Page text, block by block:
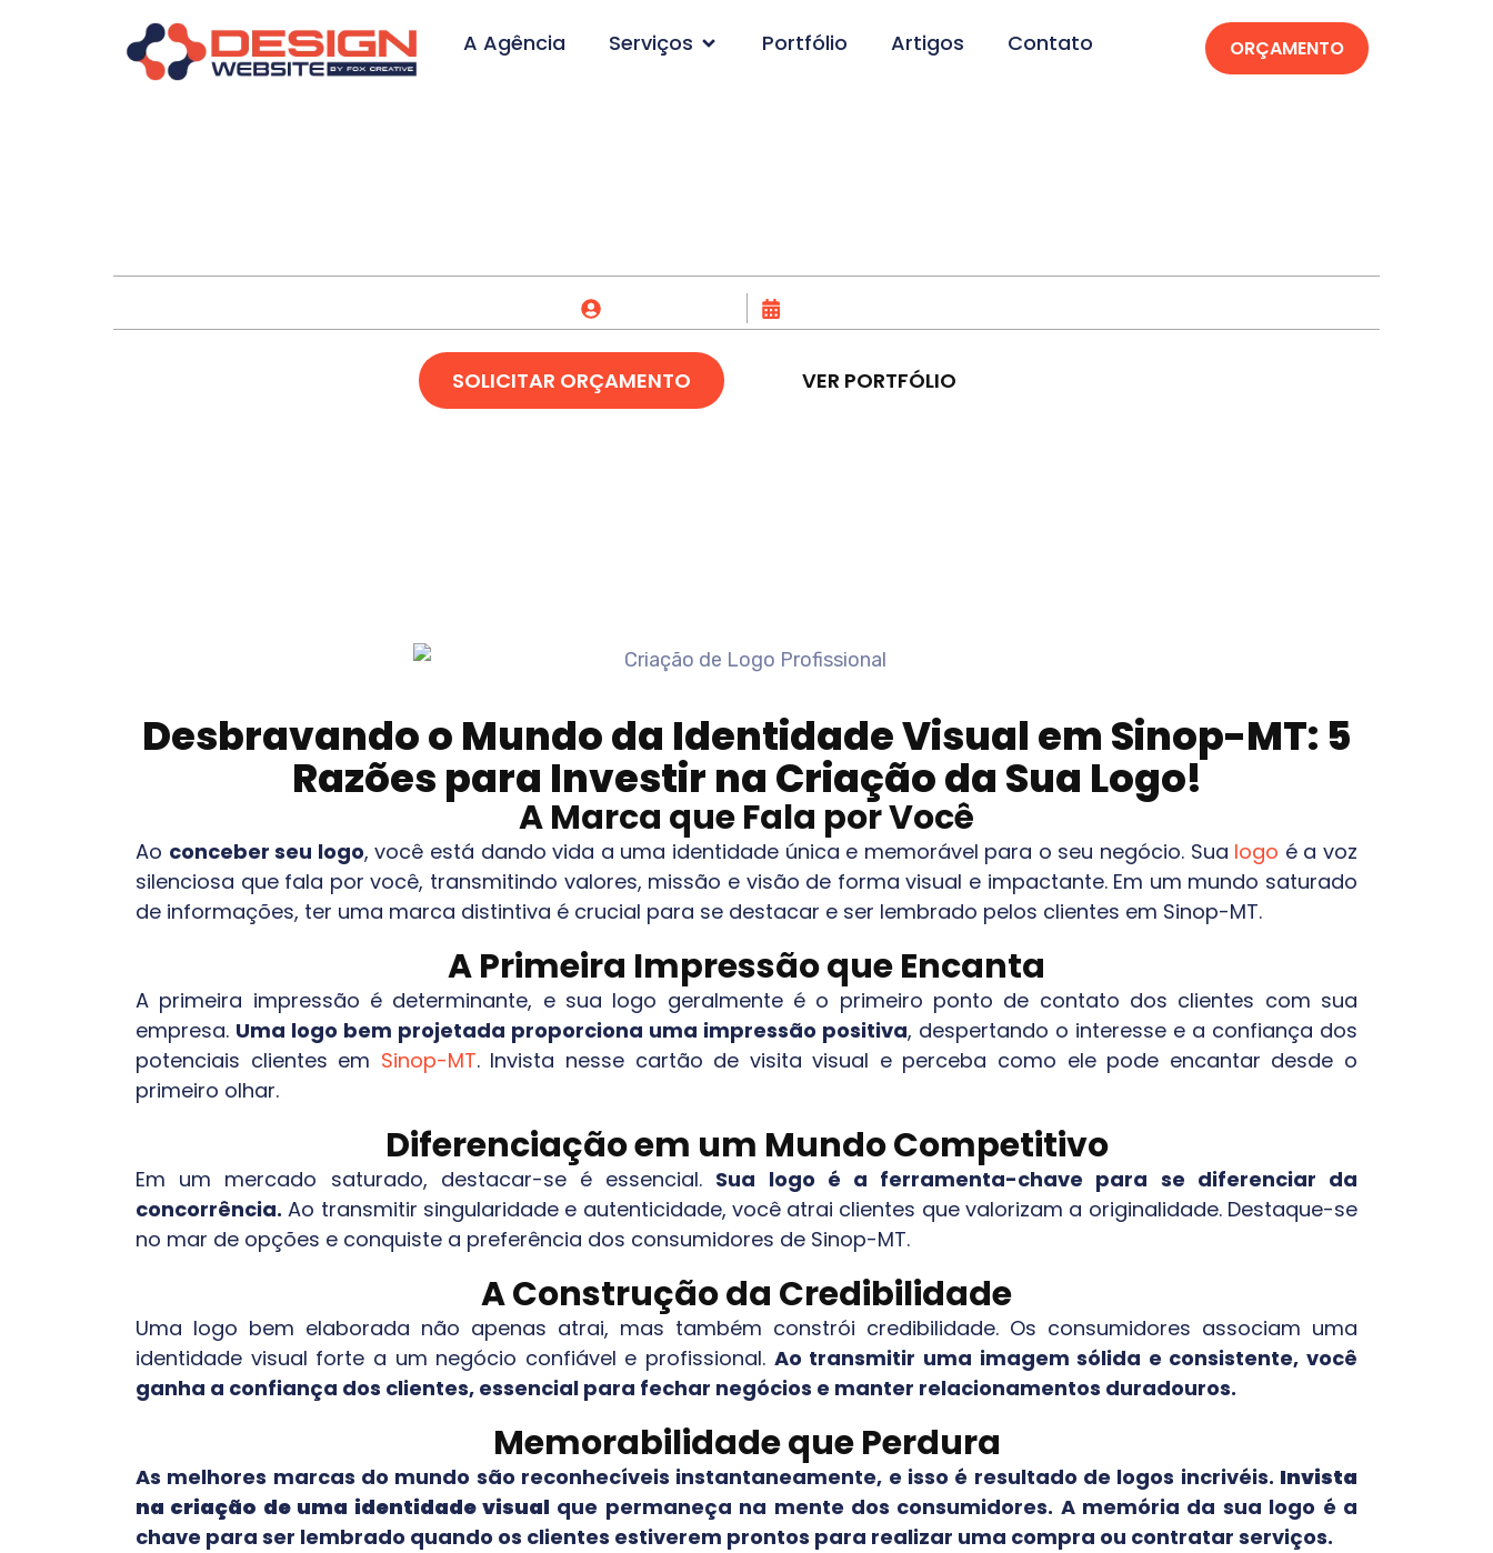
A Agência Serviços Portfólio Artigos Contato ORÇAMENTO
SOLICITAR ORÇAMENTO VER PORTFÓLIO
Desbravando o Mundo da Identidade Visual em Sinop-MT: 5
Razões para Investir na Criação da Sua Logo!
A Marca que Fala por Você
Ao conceber seu logo, você está dando vida a uma identidade única e memorável para o seu negócio. Sua logo é a voz
silenciosa que fala por você, transmitindo valores, missão e visão de forma visual e impactante. Em um mundo saturado
de informações, ter uma marca distintiva é crucial para se destacar e ser lembrado pelos clientes em Sinop-MT.
A Primeira Impressão que Encanta
A primeira impressão é determinante, e sua logo geralmente é o primeiro ponto de contato dos clientes com sua
empresa. Uma logo bem projetada proporciona uma impressão positiva, despertando o interesse e a confiança dos
potenciais clientes em Sinop-MT. Invista nesse cartão de visita visual e perceba como ele pode encantar desde o
primeiro olhar.
Diferenciação em um Mundo Competitivo
Em um mercado saturado, destacar-se é essencial. Sua logo é a ferramenta-chave para se diferenciar da
concorrência. Ao transmitir singularidade e autenticidade, você atrai clientes que valorizam a originalidade. Destaque-se
no mar de opções e conquiste a preferência dos consumidores de Sinop-MT.
A Construção da Credibilidade
Uma logo bem elaborada não apenas atrai, mas também constrói credibilidade. Os consumidores associam uma
identidade visual forte a um negócio confiável e profissional. Ao transmitir uma imagem sólida e consistente, você
ganha a confiança dos clientes, essencial para fechar negócios e manter relacionamentos duradouros.
Memorabilidade que Perdura
As melhores marcas do mundo são reconhecíveis instantaneamente, e isso é resultado de logos incrivéis. Invista
na criação de uma identidade visual que permaneça na mente dos consumidores. A memória da sua logo é a
chave para ser lembrado quando os clientes estiverem prontos para realizar uma compra ou contratar serviços.